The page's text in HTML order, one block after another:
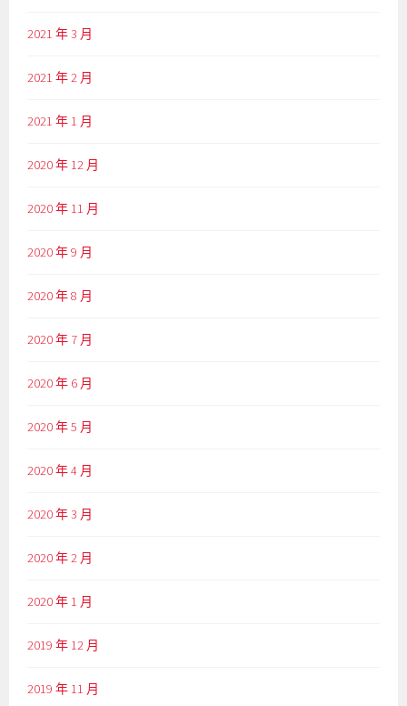
2021 年 3 月
2021 年 2 月
2021 年 1 月
2020 年 12 月
2020 年 11 月
2020 年 9 月
2020 年 8 月
2020 年 7 月
2020 年 6 月
2020 年 5 月
2020 年 4 月
2020 年 3 月
2020 年 2 月
2020 年 1 月
2019 年 12 月
2019 年 11 月